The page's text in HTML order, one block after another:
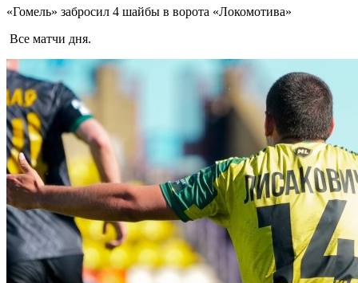
«Гомель» забросил 4 шайбы в ворота «Локомотива»
Все матчи дня.